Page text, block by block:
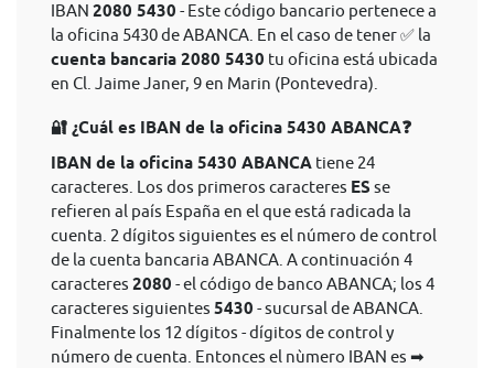
IBAN 2080 5430 - Este código bancario pertenece a
la oficina 5430 de ABANCA. En el caso de tener ✅ la
cuenta bancaria 2080 5430 tu oficina está ubicada
en Cl. Jaime Janer, 9 en Marin (Pontevedra).
🔐 ¿Cuál es IBAN de la oficina 5430 ABANCA❓
IBAN de la oficina 5430 ABANCA tiene 24
caracteres. Los dos primeros caracteres ES se
refieren al país España en el que está radicada la
cuenta. 2 dígitos siguientes es el número de control
de la cuenta bancaria ABANCA. A continuación 4
caracteres 2080 - el código de banco ABANCA; los 4
caracteres siguientes 5430 - sucursal de ABANCA.
Finalmente los 12 dígitos - dígitos de control y
número de cuenta. Entonces el nùmero IBAN es ➡